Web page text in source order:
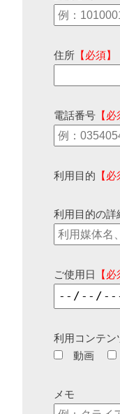
住所 【必須】
電話番号 【必
利用目的 【必
利用目的の詳
ご使用日 【必
利用コンテン
動画
メモ